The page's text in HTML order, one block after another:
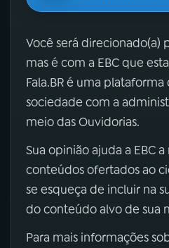
Você será direcionado(a)
mas é com a EBC que
Fala.BR é uma
sociedade com a
meio das Ouvidorias.
Sua opinião ajuda a EBC
conteúdos ofertados ao
se esqueça de incluir na
do conteúdo alvo de sua
Para mais informações